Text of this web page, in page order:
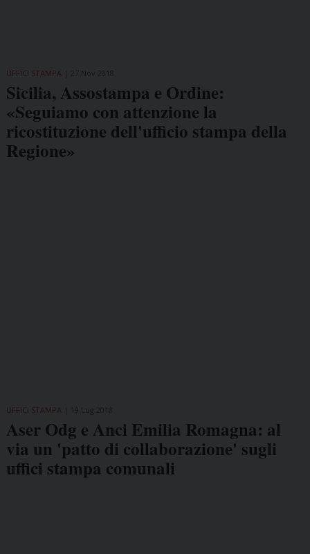
UFFICI STAMPA
Sicilia, Assostampa e Ordine:
«Seguiamo con attenzione la
ricostituzione dell'ufficio stampa della
Regione»
UFFICI STAMPA
Aser Odg e Anci Emilia Romagna: al
via un 'patto di collaborazione' sugli
uffici stampa comunali